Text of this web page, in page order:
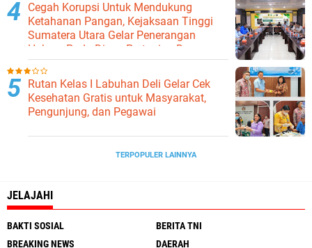
Cegah Korupsi Untuk Mendukung
Ketahanan Pangan, Kejaksaan Tinggi
Sumatera Utara Gelar Penerangan
Hukum Pada Dinas Pertanian Dan
Ketahanan Pangan
Rutan Kelas I Labuhan Deli Gelar Cek
Kesehatan Gratis untuk Masyarakat,
Pengunjung, dan Pegawai
TERPOPULER LAINNYA
JELAJAHI
BAKTI SOSIAL
BERITA TNI
BREAKING NEWS
DAERAH